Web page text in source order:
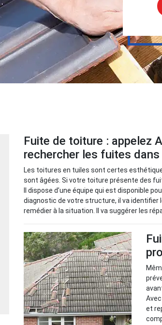
Fuite de toiture : appelez
rechercher les fuites dans
Les toitures en tuiles sont certes
sont âgées. Si votre toiture présente des
Il dispose d’une équipe qui est disponible
diagnostic de votre structure, il va
remédier à la situation. Il va suggérer les
et